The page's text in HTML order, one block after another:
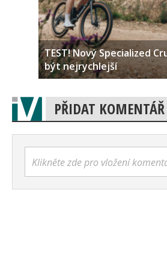
TEST! Nový Specialized
být nejrychlejší
PŘIDAT KOMENTÁŘ
Klikněte zde pro vložení